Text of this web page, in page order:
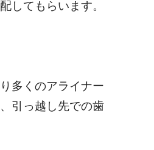
してもらいます。
多くのアライナー
引っ越し先での歯